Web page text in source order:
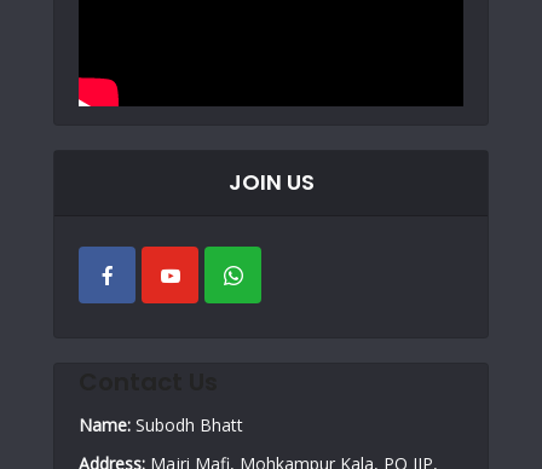
JOIN US
Name: Subodh Bhatt
Address: Majri Mafi, Mohkampur Kala, PO IIP,